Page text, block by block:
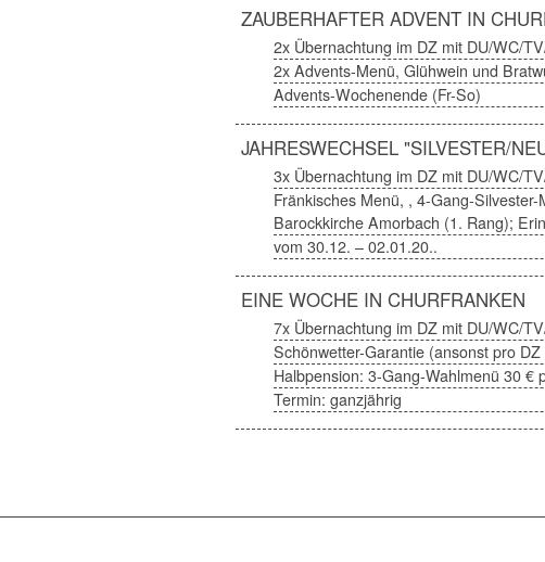
ZAUBERHAFTER ADVENT IN
2x Übernachtung im DZ mit DU/WC/
2x Advents-Menü, Glühwein und
Advents-Wochenende (Fr-So)
JAHRESWECHSEL "SILVESTER/
3x Übernachtung im DZ mit DU/WC/
Fränkisches Menü, , 4-Gang-
Barockkirche Amorbach (1. Rang);
vom 30.12. – 02.01.20..
EINE WOCHE IN CHURFRANKEN
7x Übernachtung im DZ mit DU/WC/
Schönwetter-Garantie (ansonst pro
Halbpension: 3-Gang-Wahlmenü 30 €
Termin: ganzjährig